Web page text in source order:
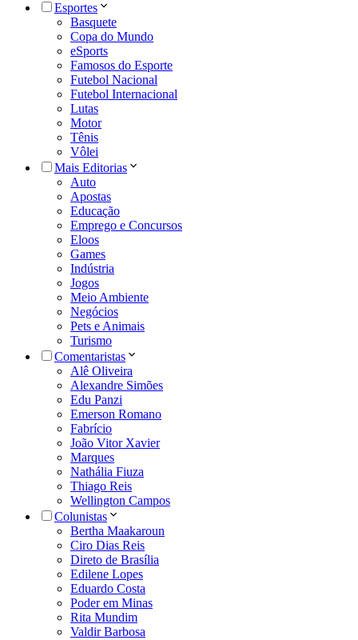
Esportes
Basquete
Copa do Mundo
eSports
Famosos do Esporte
Futebol Nacional
Futebol Internacional
Lutas
Motor
Tênis
Vôlei
Mais Editorias
Auto
Apostas
Educação
Emprego e Concursos
Eloos
Games
Indústria
Jogos
Meio Ambiente
Negócios
Pets e Animais
Turismo
Comentaristas
Alê Oliveira
Alexandre Simões
Edu Panzi
Emerson Romano
Fabrício
João Vitor Xavier
Marques
Nathália Fiuza
Thiago Reis
Wellington Campos
Colunistas
Bertha Maakaroun
Ciro Dias Reis
Direto de Brasília
Edilene Lopes
Eduardo Costa
Poder em Minas
Rita Mundim
Valdir Barbosa